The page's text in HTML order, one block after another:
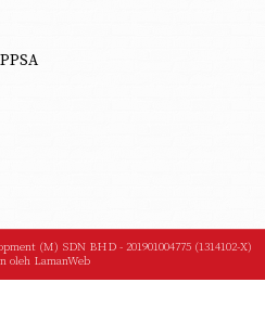
(M) SDN BHD - 201901004775 (1314102-X)
oleh LamanWeb